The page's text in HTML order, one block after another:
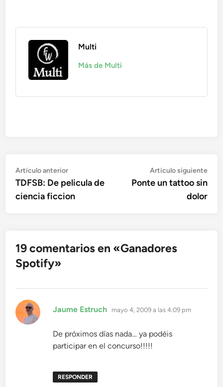
Multi
Más de Multi
Navegación
de
entradas
Artículo anteriorArtículo
anterior:
TDFSB: De pelicula de
ciencia ficcion
Artículo siguiente
Ponte un tattoo sin
dolor
19 comentarios en «Ganadores
Spotify»
Jaume Estruch dice:
mayo 4, 2009 a las 4:09 pm
De próximos días nada… ya podéis
participar en el concurso!!!!!
RESPONDER